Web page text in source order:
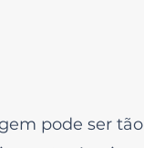
pode ser